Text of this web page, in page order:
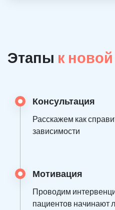
Этапы к
Консультация
Расскажем как
зависимости
Мотивация
Проводим
пациентов начинают